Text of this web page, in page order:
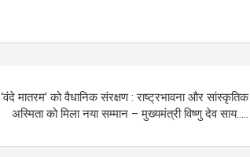
‘वंदे मातरम’ को वैधानिक संरक्षण : राष्ट्रभावना और सांस्कृतिक
अस्मिता को मिला नया सम्मान – मुख्यमंत्री विष्णु देव साय…..